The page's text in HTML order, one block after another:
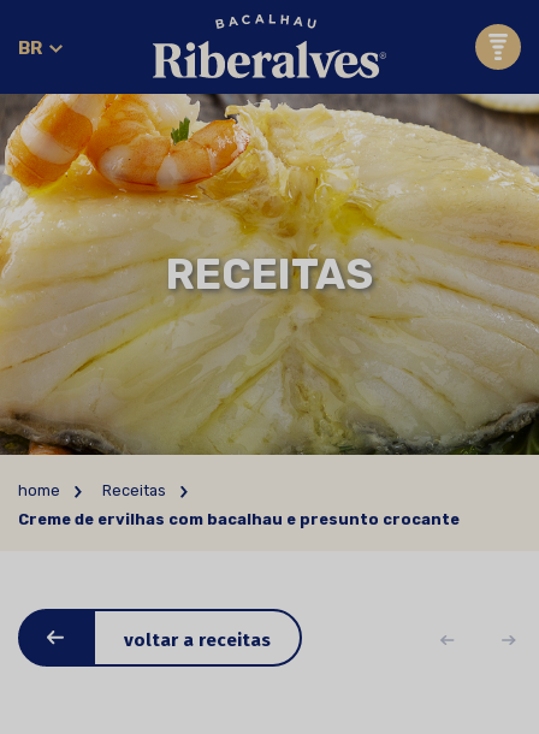
BR
RECEITAS
home
Receitas
Creme de ervilhas com bacalhau e presunto crocante
voltar a receitas